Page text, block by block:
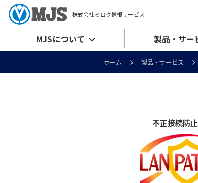
株式会社ミロク情報サービス
MJSについて 製品・サー
ホーム 製品・サービス
不正接続防